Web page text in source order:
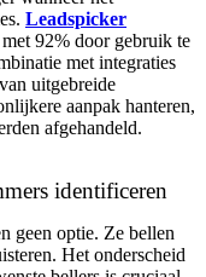
Leadspicker
92% door gebruik te
met integraties
uitgebreide
aanpak hanteren,
afgehandeld.
identificeren
geen optie. Ze bellen
Het onderscheid